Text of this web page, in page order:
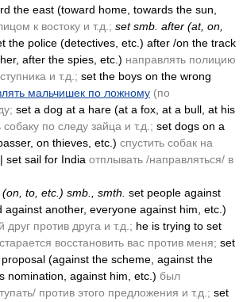
the east (toward home, towards the sun,
к востоку и т.д.; set smb. after (at, on,
the police (detectives, etc.) after /on the track
after the spies, etc.) направлять полицию
и т.д.; set the boys on the wrong
мальчишек по ложному (по
set a dog at a hare (at a fox, at a bull, at his
собаку по следу зайца и т.д.; set dogs on a
on thieves, etc.) спустить собак на
set sail for India отплывать /направляться/ в
(on, to, etc.) smb., smth. set people against
against another, everyone against him, etc.)
друг против друга и т.д.; he is trying to set
восстановить вас против меня; set
(against the scheme, against the
nomination, against him, etc.) был
против этого предложения и т.д.; set